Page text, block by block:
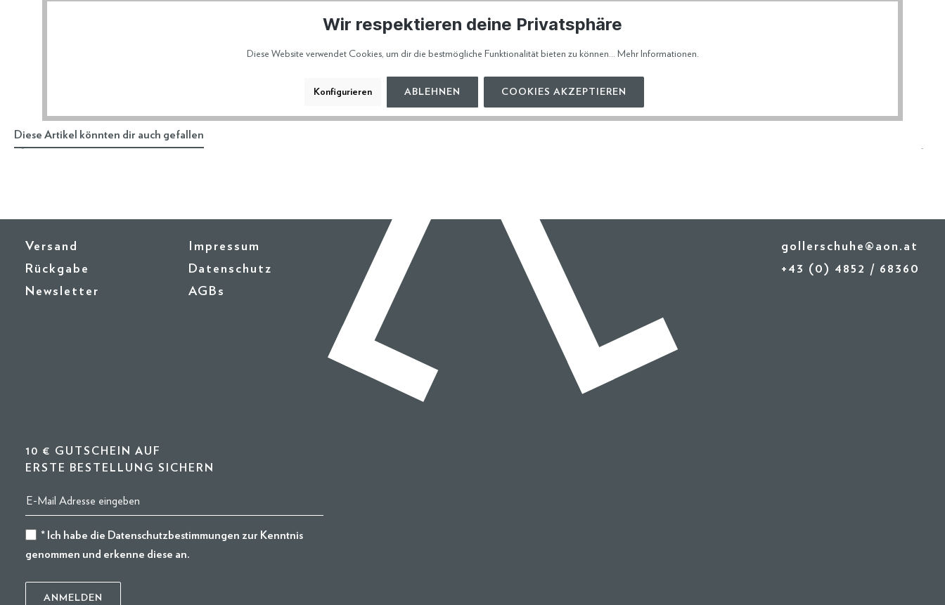
Diese Artikel könnten dir auch gefallen
Versand
Rückgabe
Newsletter
Impressum
Datenschutz
AGBs
10 € GUTSCHEIN AUF
ERSTE BESTELLUNG SICHERN
* Ich habe die Datenschutzbestimmungen zur Kenntnis
genommen und erkenne diese an.
gollerschuhe@aon.at
+43 (0) 4852 / 68360
Wir respektieren deine Privatsphäre
Diese Website verwendet Cookies, um dir die bestmögliche Funktionalität bieten zu können... Mehr Informationen.
Konfigurieren ABLEHNEN COOKIES AKZEPTIEREN